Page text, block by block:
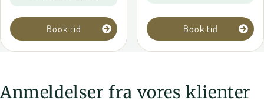
Book tid Book tid
Anmeldelser fra vores klienter